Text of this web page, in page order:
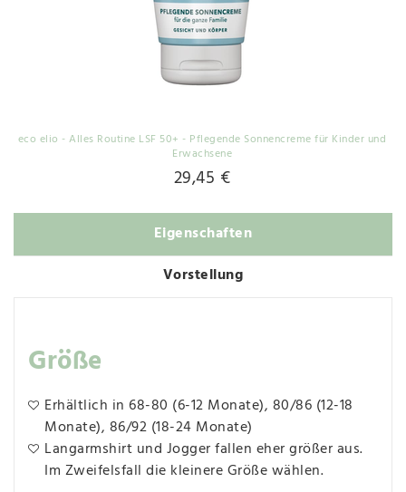
eco elio - Alles Routine LSF 50+ - Pflegende Sonnencreme für Kinder und
Erwachsene
29,45 €
Eigenschaften
Vorstellung
Größe
Erhältlich in 68-80 (6-12 Monate), 80/86 (12-18
Monate), 86/92 (18-24 Monate)
Langarmshirt und Jogger fallen eher größer aus.
Im Zweifelsfall die kleinere Größe wählen.